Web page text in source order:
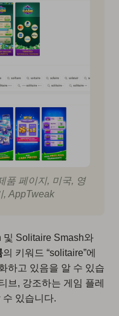
품 페이지, 미국, 영
, AppTweak
및 Solitaire Smash와
의 키워드 “solitaire”에
하고 있음을 알 수 있습
브, 강조하는 게임 플레
수 있습니다.